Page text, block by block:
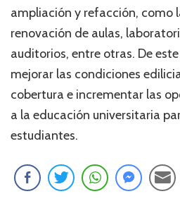
ampliación y refacción, como
renovación de aulas,
auditorios, entre otras. De
mejorar las condiciones
cobertura e incrementar las
a la educación universitaria
estudiantes.